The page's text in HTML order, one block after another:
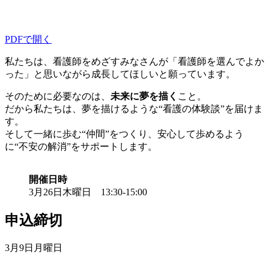
PDFで開く
私たちは、看護師をめざすみなさんが「看護師を選んでよか
った」と思いながら成長してほしいと願っています。
そのために必要なのは、 未来に夢を描く こと。
だから私たちは、夢を描けるような“看護の体験談”を届けま
す。
そして一緒に歩む“仲間”をつくり、安心して歩めるよう
に“不安の解消”をサポートします。
開催日時
3月26日木曜日 13:30-15:00
申込締切
3月9日月曜日